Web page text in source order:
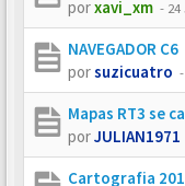
porxavi_xm - 24
NAVEGADOR C6
porsuzicuatro -
Mapas RT3 se
porJULIAN1971
Cartografia